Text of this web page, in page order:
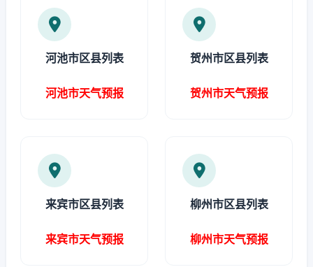
河池市区县列表
河池市天气预报
贺州市区县列表
贺州市天气预报
来宾市区县列表
来宾市天气预报
柳州市区县列表
柳州市天气预报